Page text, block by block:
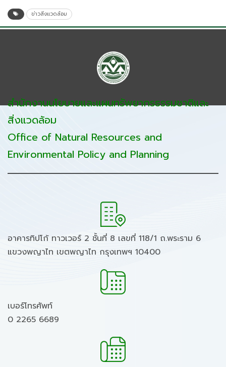
ข่าวสิ่งแวดล้อม
สำนักงานนโยบายและแผนทรัพยากรธรรมชาติและ
สิ่งแวดล้อม
Office of Natural Resources and
Environmental Policy and Planning
อาคารทิปโก้ ทาวเวอร์ 2 ชั้นที่ 8 เลขที่ 118/1 ถ.พระราม 6
แขวงพญาไท เขตพญาไท กรุงเทพฯ 10400
เบอร์โทรศัพท์
0 2265 6689